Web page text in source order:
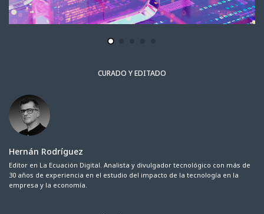
CURADO Y EDITADO
Hernán Rodríguez
Editor en La Ecuación Digital. Analista y divulgador tecnológico con más de
30 años de experiencia en el estudio del impacto de la tecnología en la
empresa y la economía.